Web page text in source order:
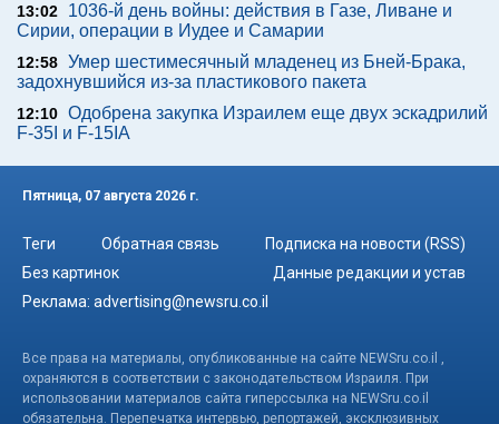
13:02
1036-й день войны: действия в Газе, Ливане и
Сирии, операции в Иудее и Самарии
12:58 Умер шестимесячный младенец из Бней-Брака,
задохнувшийся из-за пластикового пакета
12:10 Одобрена закупка Израилем еще двух эскадрилий
F-35I и F-15IA
Пятница, 07 августа 2026 г.
Теги Обратная связь
Подписка на новости (RSS)
Без картинок
Данные редакции и устав
Реклама: advertising@newsru.co.il
Все права на материалы, опубликованные на сайте NEWSru.co.il ,
охраняются в соответствии с законодательством Израиля. При
использовании материалов сайта гиперссылка на NEWSru.co.il
обязательна. Перепечатка интервью, репортажей, эксклюзивных